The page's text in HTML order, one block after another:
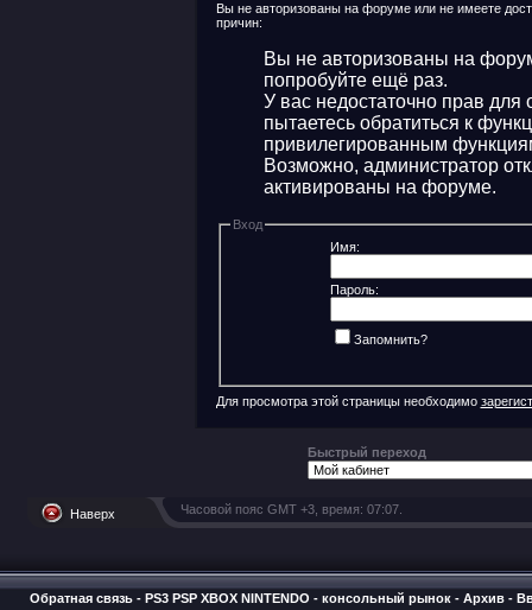
Вы не авторизованы на форуме или не имеете
причин:
Вы не авторизованы на
попробуйте ещё раз.
У вас недостаточно прав
пытаетесь обратиться к
привилегированным
Возможно, администратор
активированы на форуме.
Вход
Имя:
Пароль:
Запомнить?
Для просмотра этой страницы необходимо
Быстрый переход
Наверх Часовой пояс GMT +3, время: 07:07
Обратная связь - PS3 PSP XBOX NINTENDO - консольный рынок - Архив -